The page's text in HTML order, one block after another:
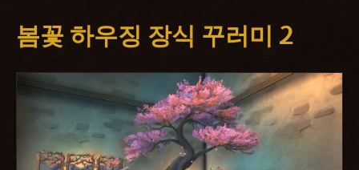
봄꽃 하우징 장식 꾸러미 2